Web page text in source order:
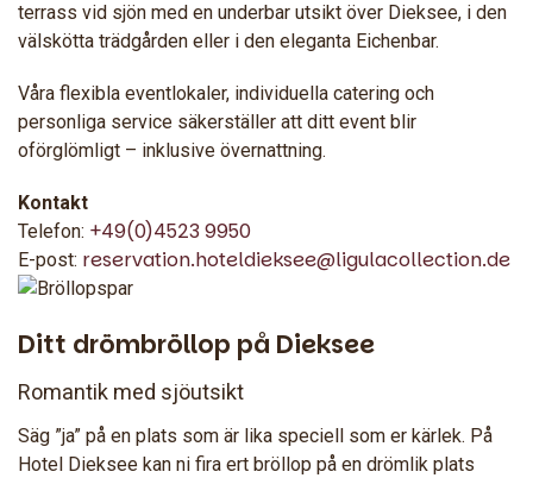
terrass vid sjön med en underbar utsikt över Dieksee, i den
välskötta trädgården eller i den eleganta Eichenbar.
Våra flexibla eventlokaler, individuella catering och
personliga service säkerställer att ditt event blir
oförglömligt – inklusive övernattning.
Kontakt
Telefon: +49(0)4523 9950
E-post: reservation.hoteldieksee@ligulacollection.de
Ditt drömbröllop på Dieksee
Romantik med sjöutsikt
Säg ”ja” på en plats som är lika speciell som er kärlek. På
Hotel Dieksee kan ni fira ert bröllop på en drömlik plats